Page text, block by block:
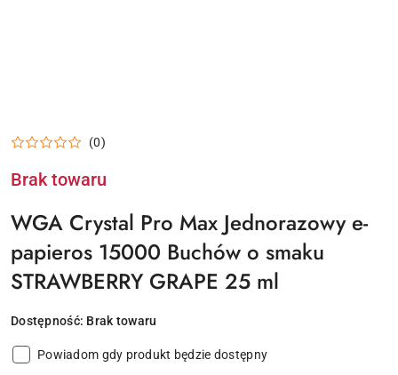
(0)
Brak towaru
WGA Crystal Pro Max Jednorazowy e-
papieros 15000 Buchów o smaku
STRAWBERRY GRAPE 25 ml
Dostępność: Brak towaru
Powiadom gdy produkt będzie dostępny